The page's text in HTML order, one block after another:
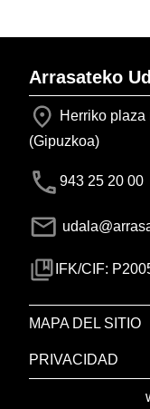
Arrasateko
Herriko plaza
(Gipuzkoa)
943 25 20 00
IFK/CIF:
MAPA DEL SITIO
PRIVACIDAD